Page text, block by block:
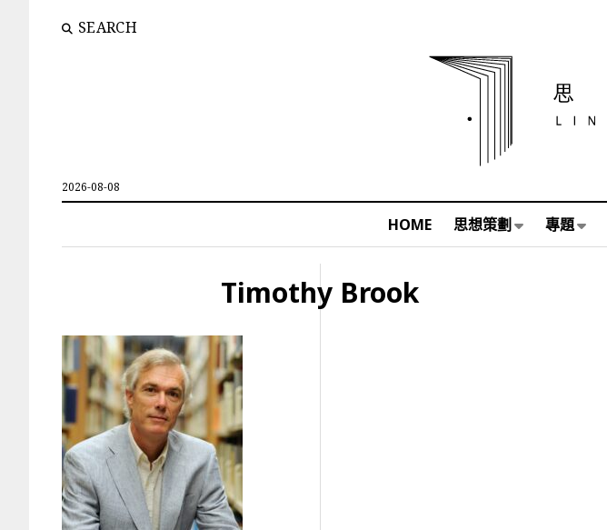
SEARCH
2026-08-08
HOME 思想策劃 專題
Timothy Brook